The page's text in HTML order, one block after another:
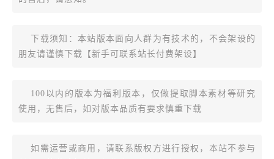
下载须知：本站版本面向人群为有技术的，不会架设的
朋友请谨慎下载【新手可联系站长付费架设】
100以内的版本为福利版本，仅做提取脚本素材等研究
使用，无售后，如对版本品质有要求慎重下载
如需运营或商用，请联系版权方进行授权，本站不参与